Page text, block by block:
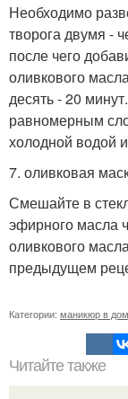
Необходимо
творога двумя -
после чего
оливкового
десять - 20
равномерным
холодной водой
7. оливковая
Смешайте в
эфирного масла
оливкового
предыдущем
Категории: маникюр в
Читайте также